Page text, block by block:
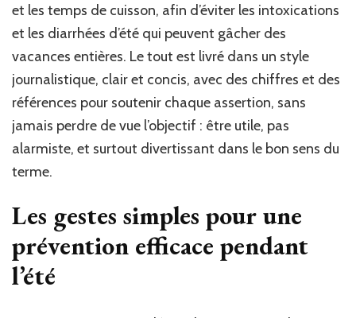
et les temps de cuisson, afin d’éviter les intoxications
et les diarrhées d’été qui peuvent gâcher des
vacances entières. Le tout est livré dans un style
journalistique, clair et concis, avec des chiffres et des
références pour soutenir chaque assertion, sans
jamais perdre de vue l’objectif : être utile, pas
alarmiste, et surtout divertissant dans le bon sens du
terme.
Les gestes simples pour une
prévention efficace pendant
l’été